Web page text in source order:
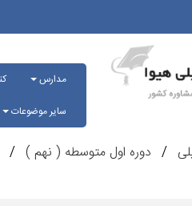
مدارس
سایر موضوعات
دوره اول متوسطه ( نهم )